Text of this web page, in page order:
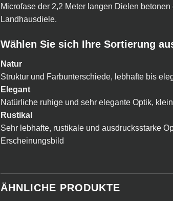
Microfase der 2,2 Meter langen Dielen
Landhausdiele.
Wählen Sie sich Ihre Sortierung
Natur
Struktur und Farbunterschiede, lebhafte bis
Elegant
Natürliche ruhige und sehr elegante Optik,
Rustikal
Sehr lebhafte, rustikale und ausdrucksstarke
Erscheinungsbild
ÄHNLICHE PRODUKTE